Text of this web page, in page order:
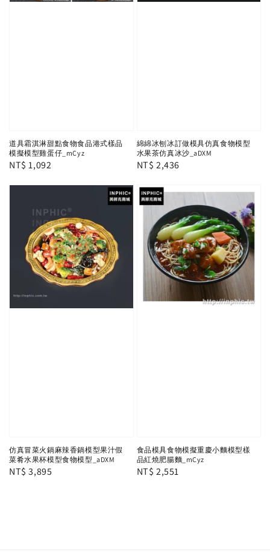
道具霜淇淋甜點食物食品港式樣品
模擬模型雞蛋仔_mCyz
Regular
NT$ 1,092
綿綿冰刨冰訂做模具仿真食物模型
水果茶仿真冰沙_aDXM
Regular
NT$ 2,436
仿真冒菜火鍋麻辣香鍋模型果汁假
菜肴水果杯模型食物模型_aDXM
Regular
NT$ 3,895
食品模具食物模擬重慶小麵模型樣
品紅燒肥腸麵_mCyz
Regular
NT$ 2,551